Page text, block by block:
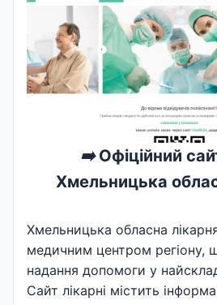
➡️Офіційний
Хмельницька
Хмельницька обласна
медичним центром регіону,
надання допомоги у
Сайт лікарні містить